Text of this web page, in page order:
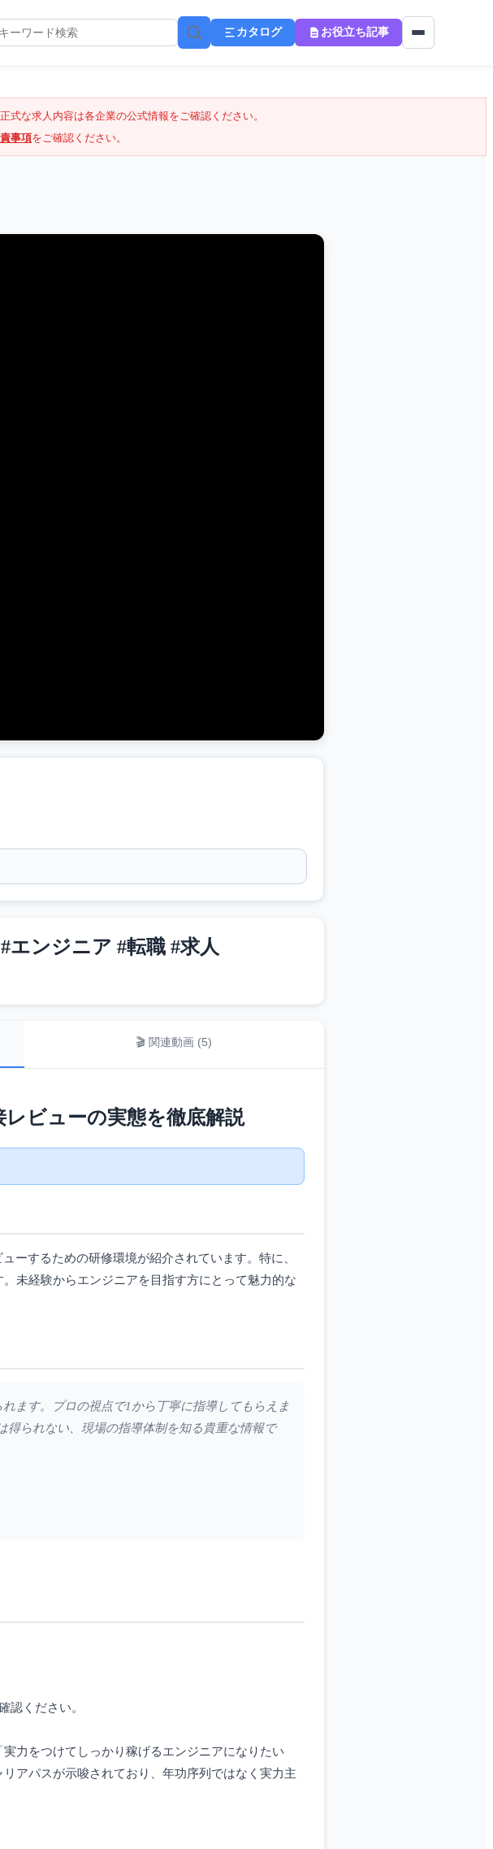
カタログ お役立ち記事
な求人内容は各企業の公式情報をご確認ください。
事項をご確認ください。
エンジニア #転職 #求人
🎬 関連動画 (5)
レビューの実態を徹底解説
ーするための研修環境が紹介されています。特に、
未経験からエンジニアを目指す方にとって魅力的な
ます。プロの視点で1から丁寧に指導してもらえま
得られない、現場の指導体制を知る貴重な情報で
認ください。
力をつけてしっかり稼げるエンジニアになりたい
アパスが示唆されており、年功序列ではなく実力主